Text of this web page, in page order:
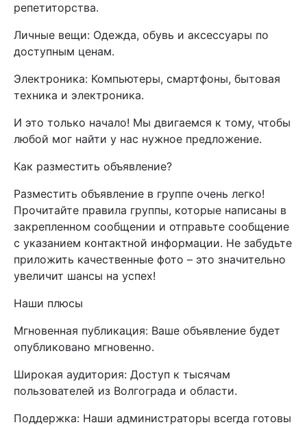
репетиторства.
Личные вещи: Одежда, обувь и аксессуары по
доступным ценам.
Электроника: Компьютеры, смартфоны, бытовая
техника и электроника.
И это только начало! Мы двигаемся к тому, чтобы
любой мог найти у нас нужное предложение.
Как разместить объявление?
Разместить объявление в группе очень легко!
Прочитайте правила группы, которые написаны в
закрепленном сообщении и отправьте сообщение
с указанием контактной информации. Не забудьте
приложить качественные фото – это значительно
увеличит шансы на успех!
Наши плюсы
Мгновенная публикация: Ваше объявление будет
опубликовано мгновенно.
Широкая аудитория: Доступ к тысячам
пользователей из Волгограда и области.
Поддержка: Наши администраторы всегда готовы